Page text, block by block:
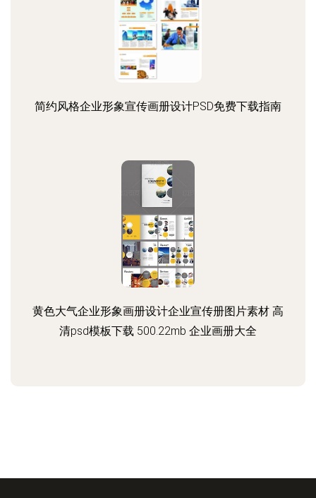
简约风格企业形象宣传画册设计PSD免费下载指南
黄色大气企业形象画册设计企业宣传册图片素材 高
清psd模板下载 500.22mb 企业画册大全